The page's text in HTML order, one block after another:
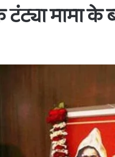
मामा के